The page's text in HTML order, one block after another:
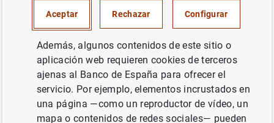
Ámbito de aplicación y objetivo de la
taxonomía
Real Decreto Ley 6/2012
Propietario
Banco de España
Fecha (aaaa-mm-dd)
Aceptar Rechazar Configurar
Además, algunos contenidos de este sitio o
aplicación web requieren cookies de terceros
ajenas al Banco de España para ofrecer el
servicio. Por ejemplo, elementos incrustados en
una página —como un reproductor de vídeo, un
mapa o contenidos de redes sociales— pueden